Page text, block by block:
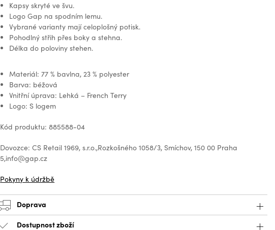
Kapsy skryté ve švu.
Logo Gap na spodním lemu.
Vybrané varianty mají celoplošný potisk.
Pohodlný střih přes boky a stehna.
Délka do poloviny stehen.
Materiál: 77 % bavlna, 23 % polyester
Barva: béžová
Vnitřní úprava: Lehká – French Terry
Logo: S logem
Kód produktu: 885588-04
Dovozce: CS Retail 1969, s.r.o.,Rozkošného 1058/3, Smíchov, 150 00 Praha
5,info@gap.cz
Pokyny k údržbě
Doprava
Dostupnost zboží